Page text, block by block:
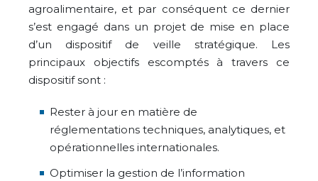
agroalimentaire, et par conséquent ce dernier
s’est engagé dans un projet de mise en place
d’un dispositif de veille stratégique. Les
principaux objectifs escomptés à travers ce
dispositif sont :
Rester à jour en matière de
réglementations techniques, analytiques, et
opérationnelles internationales.
Optimiser la gestion de l’information